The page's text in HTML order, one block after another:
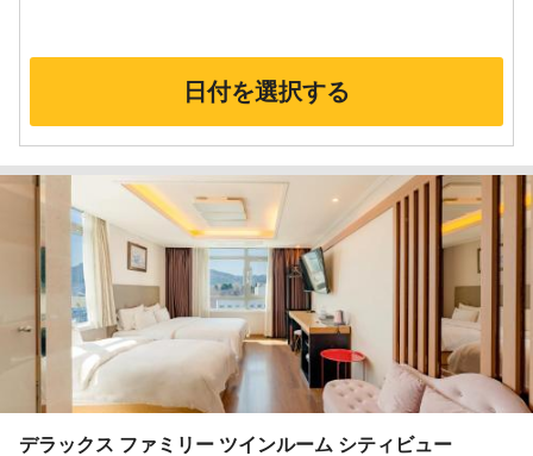
日付を選択する
デラックス ファミリー ツインルーム シティビュー